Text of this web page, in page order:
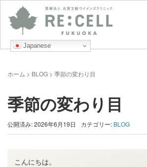
Japanese
ホーム > BLOG > 季節の変わり目
季節の変わり目
公開済み: 2026年6月19日 カテゴリー: BLOG
こんにちは。